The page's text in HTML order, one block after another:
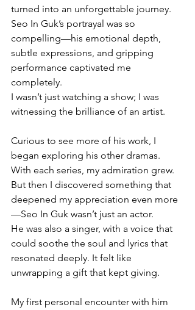
turned into an unforgettable journey.
Seo In Guk’s portrayal was so
compelling—his emotional depth,
subtle expressions, and gripping
performance captivated me
completely.
I wasn’t just watching a show; I was
witnessing the brilliance of an artist.
Curious to see more of his work, I
began exploring his other dramas.
With each series, my admiration grew.
But then I discovered something that
deepened my appreciation even more
—Seo In Guk wasn’t just an actor.
He was also a singer, with a voice that
could soothe the soul and lyrics that
resonated deeply. It felt like
unwrapping a gift that kept giving.
My first personal encounter with him